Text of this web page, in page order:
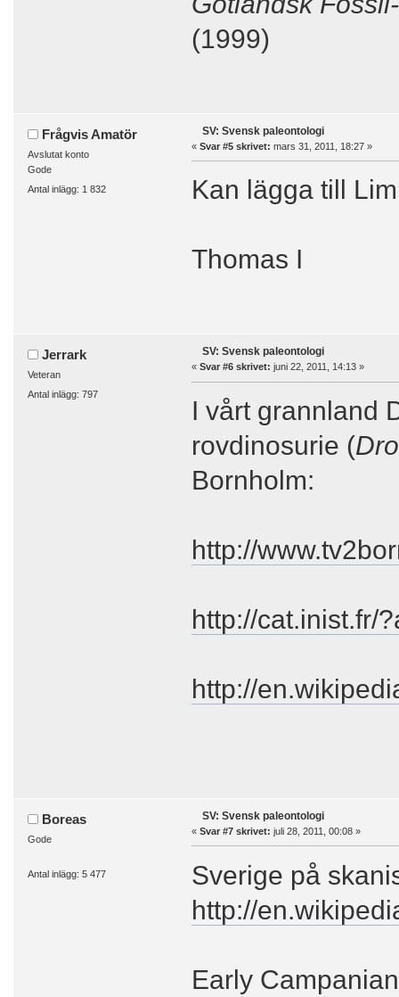
(1999)
Frågvis Amatör
Avslutat konto
Gode
Antal inlägg: 1 832
SV: Svensk paleontologi
« Svar #5 skrivet: mars 31, 2011, 18:27 »
Kan lägga till
Thomas I
Jerrark
Veteran
Antal inlägg: 797
SV: Svensk paleontologi
« Svar #6 skrivet: juni 22, 2011, 14:13 »
I vårt grannland
rovdinosurie (
Bornholm:
http://
http://cat.inist.fr/
http://
Boreas
Gode
Antal inlägg: 5 477
SV: Svensk paleontologi
« Svar #7 skrivet: juli 28, 2011, 00:08 »
Sverige på
http://
Early